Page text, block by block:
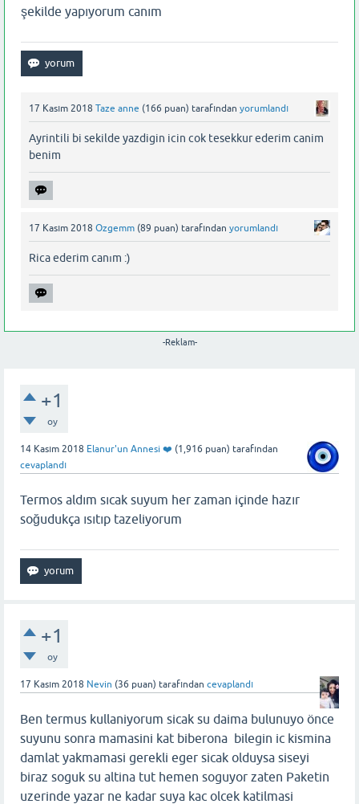
şekilde yapıyorum canım
17 Kasım 2018 Taze anne (166 puan) tarafından yorumlandı
Ayrintili bi sekilde yazdigin icin cok tesekkur ederim canim
benim
17 Kasım 2018 Ozgemm (89 puan) tarafından yorumlandı
Rica ederim canım :)
-Reklam-
+1
oy
14 Kasım 2018 Elanur'un Annesi ❤️ (1,916 puan) tarafından
cevaplandı
Termos aldım sıcak suyum her zaman içinde hazır
soğudukça ısıtıp tazeliyorum
+1
oy
17 Kasım 2018 Nevin (36 puan) tarafından cevaplandı
Ben termus kullaniyorum sicak su daima bulunuyo önce
suyunu sonra mamasini kat biberona bilegin ic kismina
damlat yakmamasi gerekli eger sicak olduysa siseyi
biraz soguk su altina tut hemen soguyor zaten Paketin
uzerinde yazar ne kadar suya kac olcek katilmasi